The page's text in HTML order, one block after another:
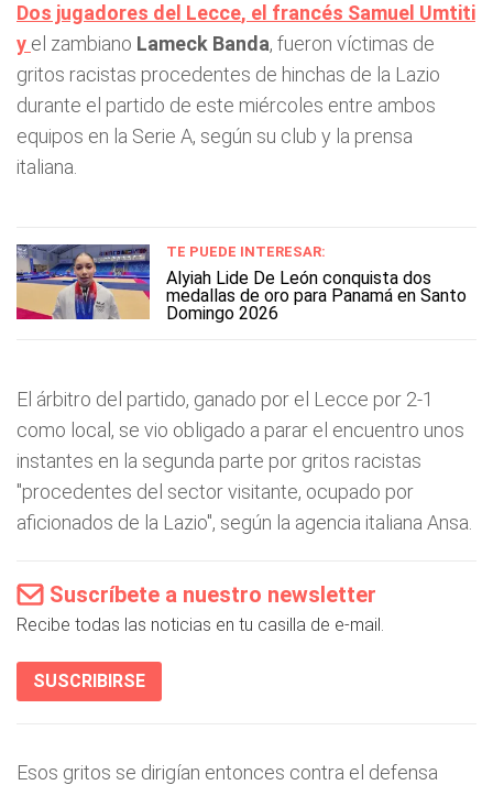
Dos jugadores del Lecce, el francés Samuel Umtiti
y el zambiano Lameck Banda, fueron víctimas de
gritos racistas procedentes de hinchas de la Lazio
durante el partido de este miércoles entre ambos
equipos en la Serie A, según su club y la prensa
italiana.
TE PUEDE INTERESAR:
Alyiah Lide De León conquista dos
medallas de oro para Panamá en Santo
Domingo 2026
El árbitro del partido, ganado por el Lecce por 2-1
como local, se vio obligado a parar el encuentro unos
instantes en la segunda parte por gritos racistas
"procedentes del sector visitante, ocupado por
aficionados de la Lazio", según la agencia italiana Ansa.
Suscríbete a nuestro newsletter
Recibe todas las noticias en tu casilla de e-mail.
SUSCRIBIRSE
Esos gritos se dirigían entonces contra el defensa